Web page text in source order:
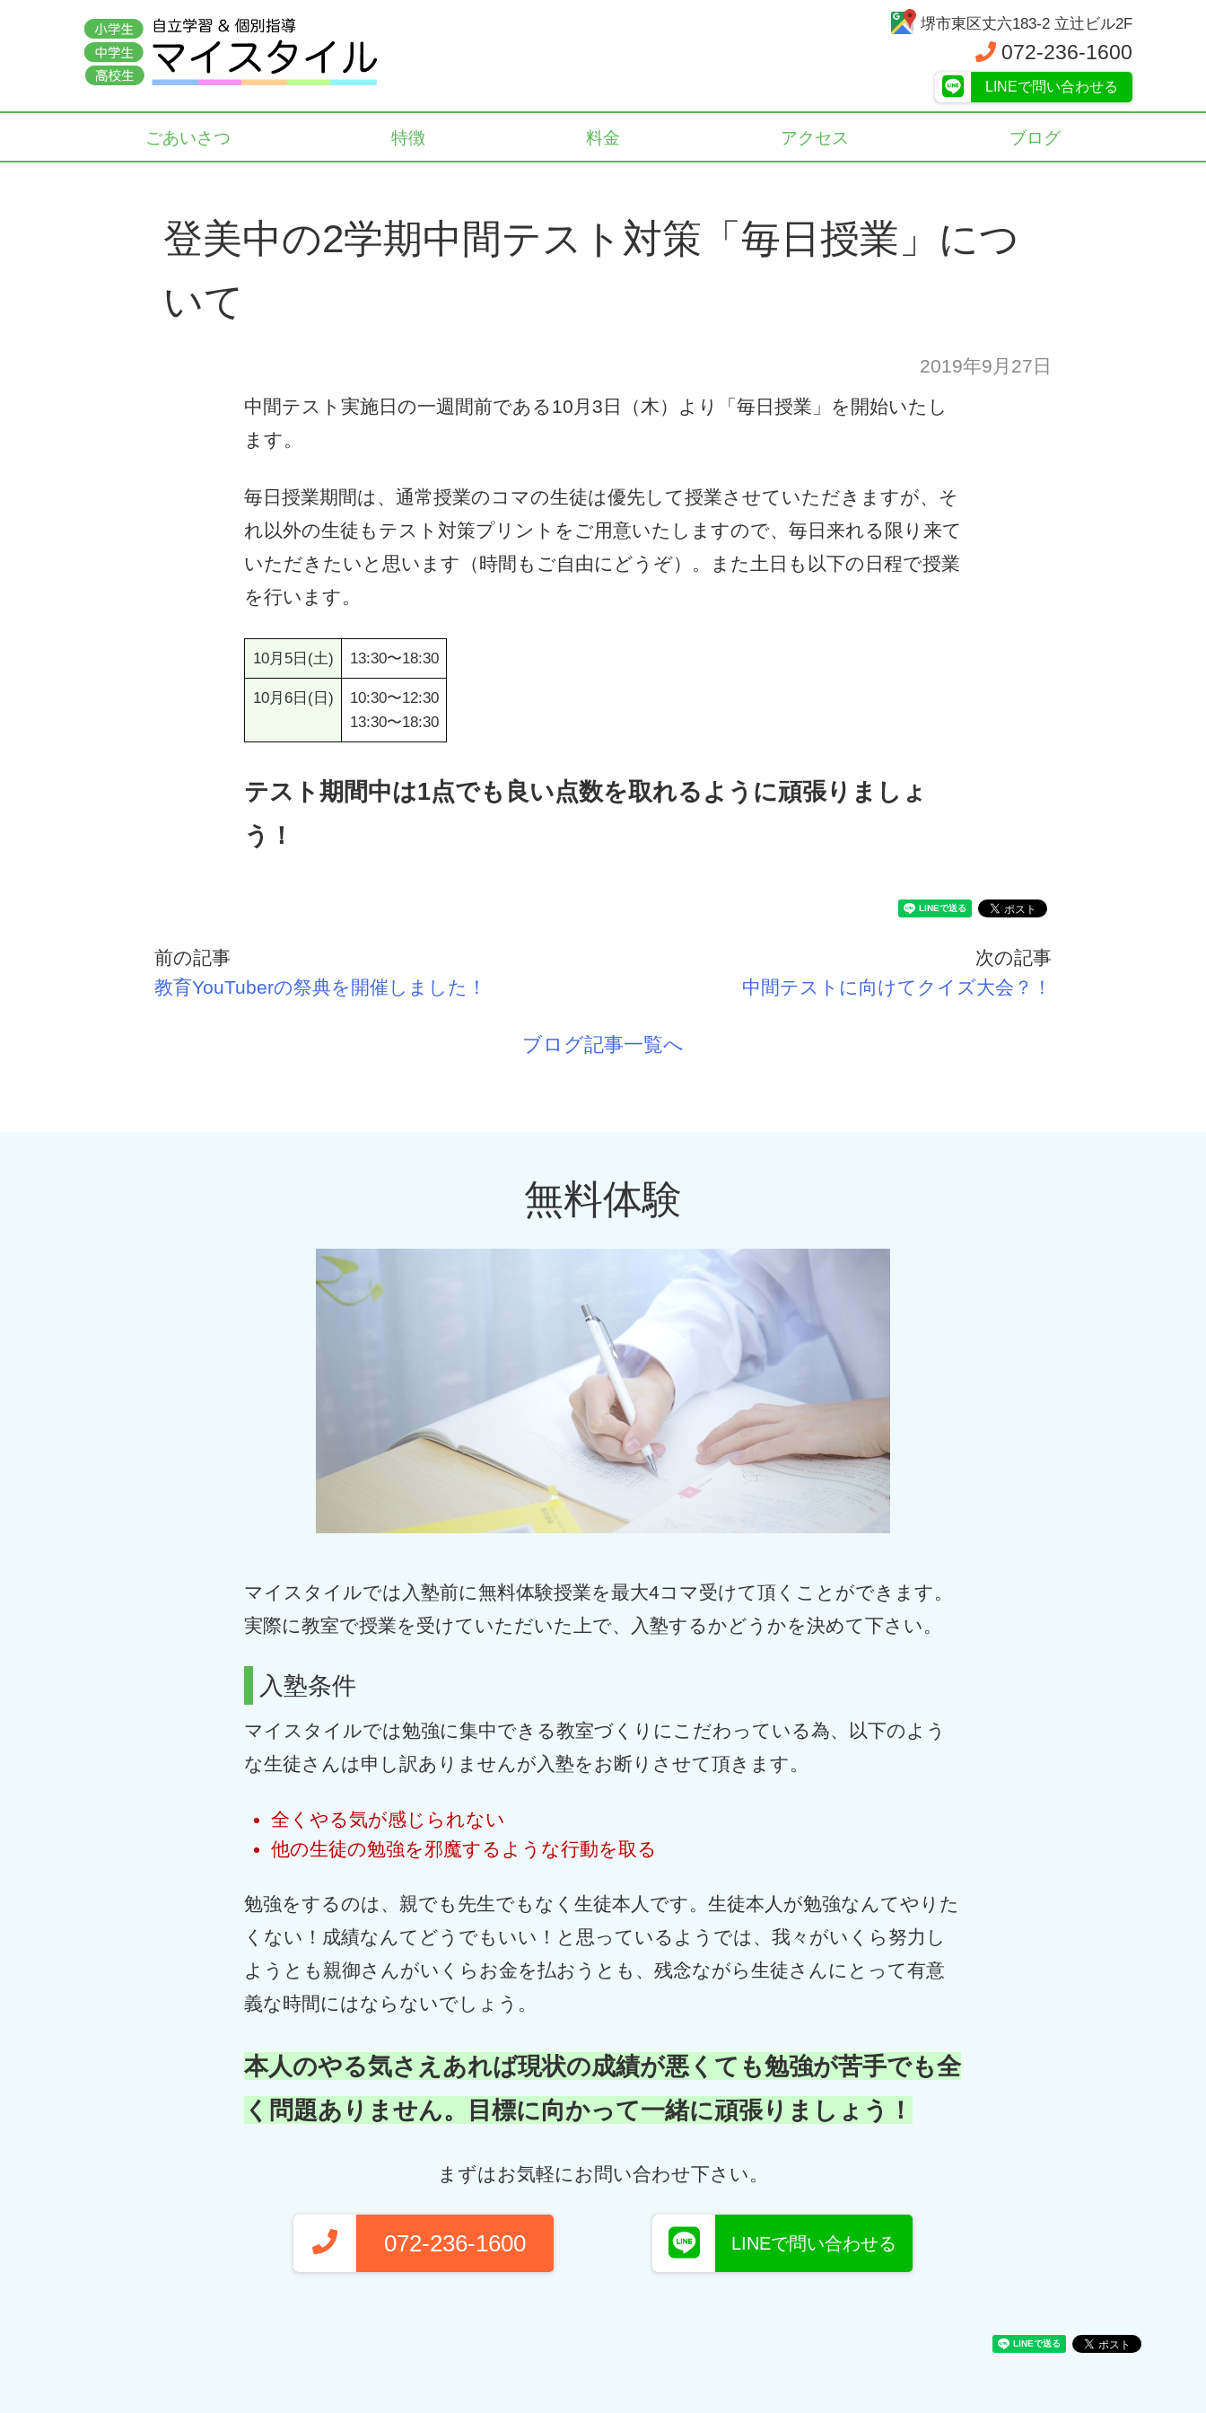
堺市東区丈六183-2 立辻ビル2F
072-236-1600
LINEで問い合わせる
ごあいさつ 特徴 料金 アクセス ブログ
登美中の2学期中間テスト対策「毎日授業」につ
いて
2019年9月27日
中間テスト実施日の一週間前である10月3日（木）より「毎日授業」を開始いたし
ます。
毎日授業期間は、通常授業のコマの生徒は優先して授業させていただきますが、そ
れ以外の生徒もテスト対策プリントをご用意いたしますので、毎日来れる限り来て
いただきたいと思います（時間もご自由にどうぞ）。また土日も以下の日程で授業
を行います。
10月5日(土) 13:30〜18:30
10月6日(日)
10:30〜12:30
13:30〜18:30
テスト期間中は1点でも良い点数を取れるように頑張りましょ
う！
前の記事
教育YouTuberの祭典を開催しました！
次の記事
中間テストに向けてクイズ大会？！
ブログ記事一覧へ
無料体験
マイスタイルでは入塾前に無料体験授業を最大4コマ受けて頂くことができます。
実際に教室で授業を受けていただいた上で、入塾するかどうかを決めて下さい。
入塾条件
マイスタイルでは勉強に集中できる教室づくりにこだわっている為、以下のよう
な生徒さんは申し訳ありませんが入塾をお断りさせて頂きます。
全くやる気が感じられない
他の生徒の勉強を邪魔するような行動を取る
勉強をするのは、親でも先生でもなく生徒本人です。生徒本人が勉強なんてやりた
くない！成績なんてどうでもいい！と思っているようでは、我々がいくら努力し
ようとも親御さんがいくらお金を払おうとも、残念ながら生徒さんにとって有意
義な時間にはならないでしょう。
本人のやる気さえあれば現状の成績が悪くても勉強が苦手でも全
く問題ありません。目標に向かって一緒に頑張りましょう！
まずはお気軽にお問い合わせ下さい。
072-236-1600 LINEで問い合わせる